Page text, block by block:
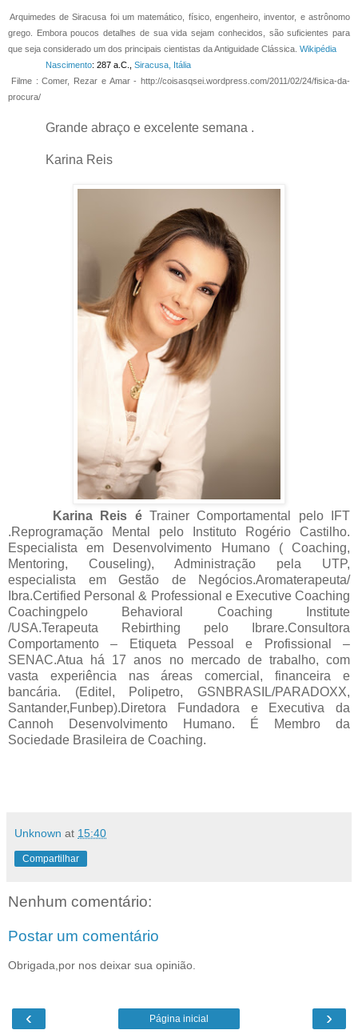
Arquimedes de Siracusa foi um matemático, físico, engenheiro, inventor, e astrônomo
grego. Embora poucos detalhes de sua vida sejam conhecidos, são suficientes para
que seja considerado um dos principais cientistas da Antiguidade Clássica. Wikipédia
Nascimento: 287 a.C.,Siracusa, Itália
Filme : Comer, Rezar e Amar - http://coisasqsei.wordpress.com/2011/02/24/fisica-da-
procura/
Grande abraço e excelente semana .
Karina Reis
Karina Reis é Trainer Comportamental pelo IFT
.Reprogramação Mental pelo Instituto Rogério Castilho.
Especialista em Desenvolvimento Humano ( Coaching,
Mentoring, Couseling), Administração pela UTP,
especialista em Gestão de Negócios.Aromaterapeuta/
Ibra.Certified Personal & Professional e Executive Coaching
Coachingpelo Behavioral Coaching Institute
/USA.Terapeuta Rebirthing pelo Ibrare.Consultora
Comportamento – Etiqueta Pessoal e Profissional –
SENAC.Atua há 17 anos no mercado de trabalho, com
vasta experiência nas áreas comercial, financeira e
bancária. (Editel, Polipetro, GSNBRASIL/PARADOXX,
Santander,Funbep).Diretora Fundadora e Executiva da
Cannoh Desenvolvimento Humano. É Membro da
Sociedade Brasileira de Coaching.
Unknown at 15:40
Compartilhar
Nenhum comentário:
Postar um comentário
Obrigada,por nos deixar sua opinião.
‹ ›
Página inicial